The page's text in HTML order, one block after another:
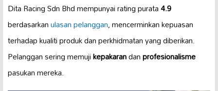
Dita Racing Sdn Bhd mempunyai rating purata4.9
berdasarkanulasan pelanggan, mencerminkan kepuasan
terhadap kualiti produk dan perkhidmatan yang diberikan.
Pelanggan sering memujikepakarandanprofesionalisme
pasukan mereka.